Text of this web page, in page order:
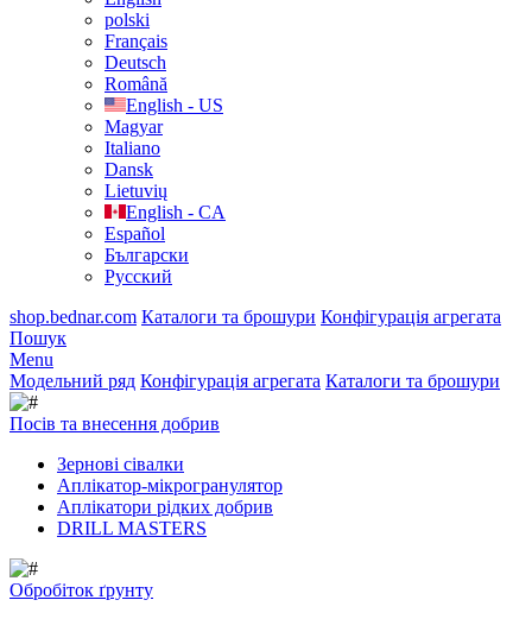
polski
Français
Deutsch
Română
English - US
Magyar
Italiano
Dansk
Lietuvių
English - CA
Español
Български
Русский
shop.bednar.com Каталоги та брошури Конфігурація агрегата
Пошук
Menu
Модельний ряд Конфігурація агрегата Каталоги та брошури
Посів та внесення добрив
Зернові сівалки
Аплікатор-мікрогранулятор
Аплікатори рідких добрив
DRILL MASTERS
Обробіток ґрунту